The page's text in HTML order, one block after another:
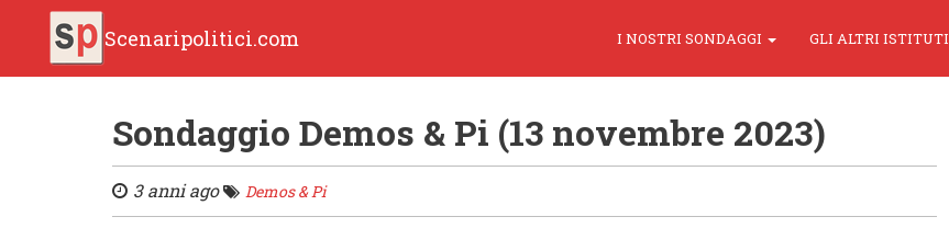
Scenaripolitici.com I NOSTRI SONDAGGI GLI ALTRI ISTITUTI
Sondaggio Demos & Pi (13 novembre 2023)
3 anni ago Demos & Pi